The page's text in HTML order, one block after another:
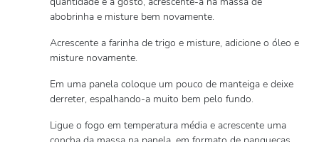
abobrinha e misture bem novamente.
Acrescente a farinha de trigo e misture, adicione o óleo e
misture novamente.
Em uma panela coloque um pouco de manteiga e deixe
derreter, espalhando-a muito bem pelo fundo.
Ligue o fogo em temperatura média e acrescente uma